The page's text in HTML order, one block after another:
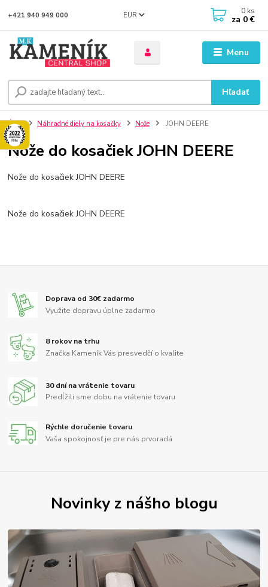
Menu
EUR
Hľadať
+421 940 949 000 0 ks
za 0 €
Úvod Náhradné diely na kosačky Nože JOHN DEERE
Nože do kosačiek JOHN DEERE
Nože do kosačiek JOHN DEERE
Nože do kosačiek JOHN DEERE
Doprava od 30€ zadarmo
Využite dopravu úplne zadarmo
8 rokov na trhu
Značka Kameník Vás presvedčí o kvalite
30 dní na vrátenie tovaru
Predĺžili sme dobu na vrátenie tovaru
Rýchle doručenie tovaru
Vaša spokojnosť je pre nás prvoradá
Novinky z nášho blogu